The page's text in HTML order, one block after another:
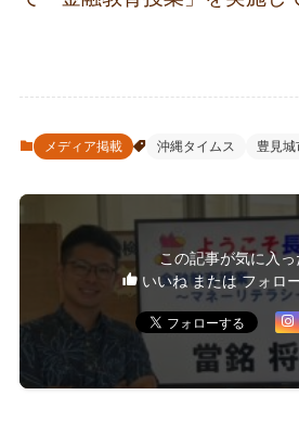
メディア掲載 沖縄タイムス 豊見城
この記事が気に入っ
いいね または フォロ